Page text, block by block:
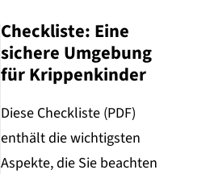
Checkliste: Eine
sichere Umgebung
für Krippenkinder
Diese Checkliste (PDF)
enthält die wichtigsten
Aspekte, die Sie beachten